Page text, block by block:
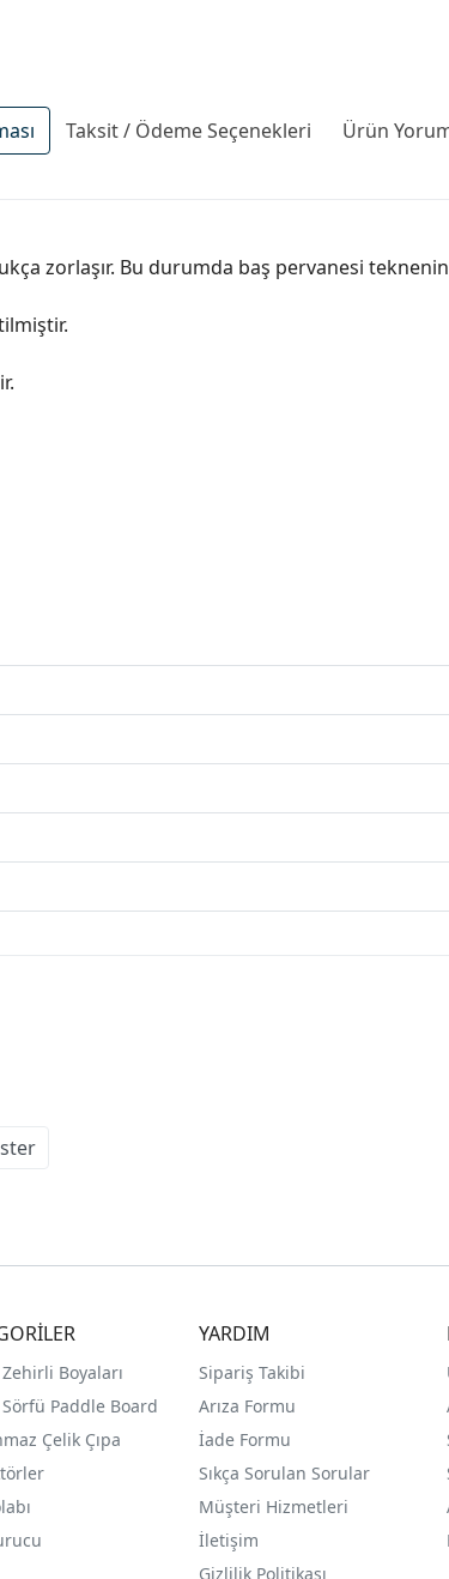
Taksit / Ödeme Seçenekleri Ürün
zorlaşır. Bu durumda baş pervanesi
Boyaları
Paddle Board
Çelik Çıpa
YARDIM
Sipariş Takibi
Arıza Formu
İade Formu
Sıkça Sorulan Sorular
Müşteri Hizmetleri
İletişim
Gizlilik Politikası